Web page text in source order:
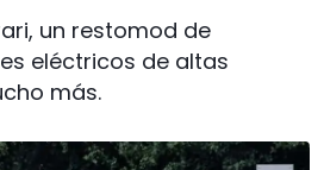
un restomod de
eléctricos de altas
más.